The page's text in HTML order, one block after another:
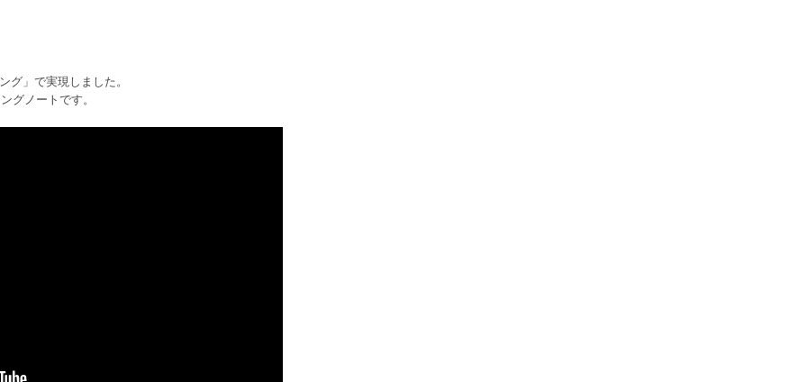
グ」で実現しました。
グノートです。